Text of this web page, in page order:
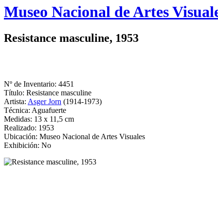
Logo
MNAV
Museo Nacional de Artes
Resistance masculine, 1953
Nº de Inventario: 4451
Título: Resistance masculine
Artista: Asger Jorn (1914-1973)
Técnica: Aguafuerte
Medidas: 13 x 11,5 cm
Realizado: 1953
Ubicación: Museo Nacional de Artes Visuales
Exhibición: No